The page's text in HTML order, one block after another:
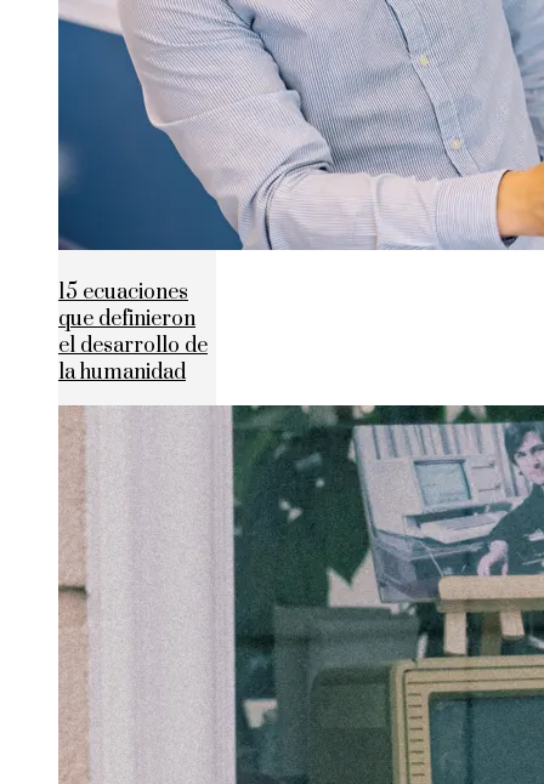
15 ecuaciones
que definieron
el desarrollo de
la humanidad